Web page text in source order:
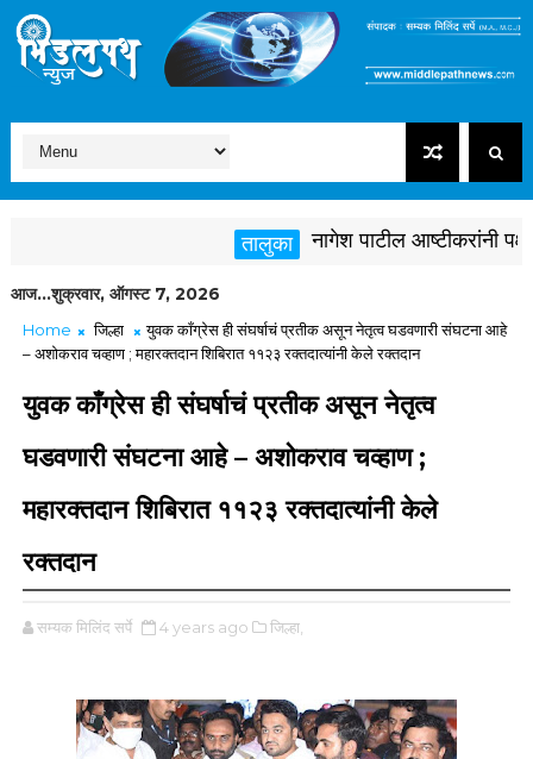
तालुका नागेश पाटील आष्टीकरांनी
आज...शुक्रवार, ऑगस्ट 7, 2026
Home जिल्हा
युवक काँग्रेस ही संघर्षाचं प्रतीक असून नेतृत्व घडवणारी संघटना आहे
– अशोकराव चव्हाण ; महारक्तदान शिबिरात ११२३ रक्तदात्यांनी केले रक्तदान
युवक काँग्रेस ही संघर्षाचं प्रतीक असून नेतृत्व
घडवणारी संघटना आहे – अशोकराव चव्हाण ;
महारक्तदान शिबिरात ११२३ रक्तदात्यांनी केले
रक्तदान
सम्यक मिलिंद सर्पे 4 years ago जिल्हा,